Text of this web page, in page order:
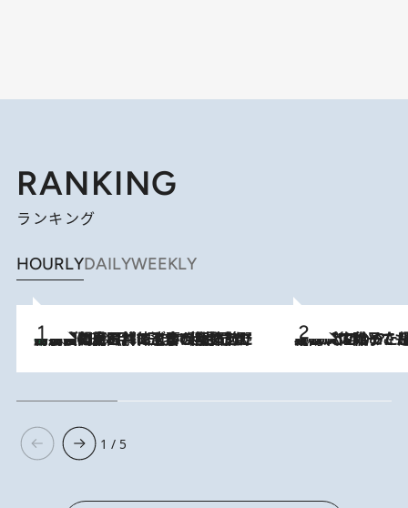
RANKING
ランキング
HOURLYDAILYWEEKLY
2026.8.8
「最後に見られてよかった」上野動物園の東園パンダ舎が解体前に特別公開。8月16日まで延長されたパネル展と共に辿る“半世紀”のパンダ飼育《解体工事の図面あり》 2026.8.5
【阿川佐和子さんの年とる力】なぜ70代で始めた趣味は“こんなに楽しい”のか？ ピアノ、俳句…スランプに陥っても続けられる“ある秘訣”とは
1 / 5